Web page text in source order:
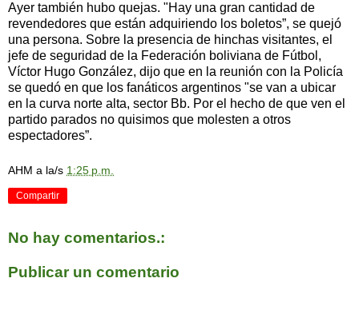
Ayer también hubo quejas. "Hay una gran cantidad de
revendedores que están adquiriendo los boletos”, se quejó
una persona. Sobre la presencia de hinchas visitantes, el
jefe de seguridad de la Federación boliviana de Fútbol,
Víctor Hugo González, dijo que en la reunión con la Policía
se quedó en que los fanáticos argentinos "se van a ubicar
en la curva norte alta, sector Bb. Por el hecho de que ven el
partido parados no quisimos que molesten a otros
espectadores”.
AHM a la/s 1:25 p.m.
Compartir
No hay comentarios.:
Publicar un comentario